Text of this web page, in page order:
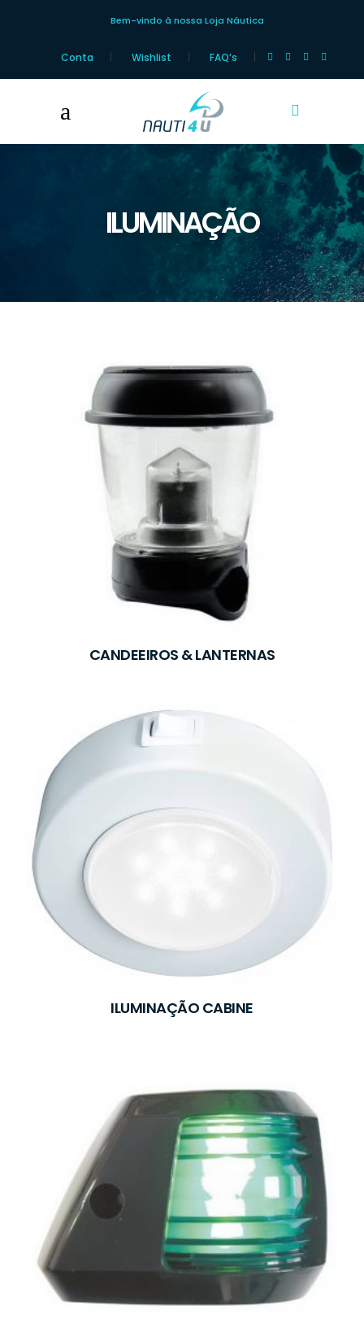
Bem-vindo à nossa Loja Náutica
Conta Wishlist FAQ’s
ILUMINAÇÃO
CANDEEIROS & LANTERNAS
ILUMINAÇÃO CABINE